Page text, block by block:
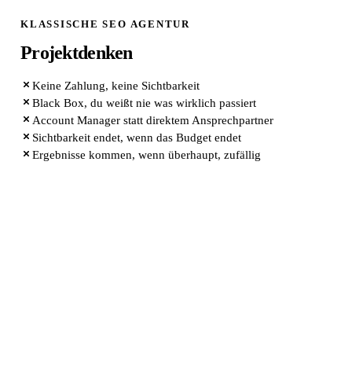
KLASSISCHE SEO AGENTUR
Projektdenken
Keine Zahlung, keine Sichtbarkeit
Black Box, du weißt nie was wirklich passiert
Account Manager statt direktem Ansprechpartner
Sichtbarkeit endet, wenn das Budget endet
Ergebnisse kommen, wenn überhaupt, zufällig